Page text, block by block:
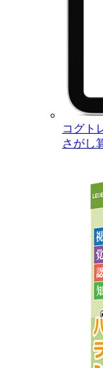
コグト
さがし